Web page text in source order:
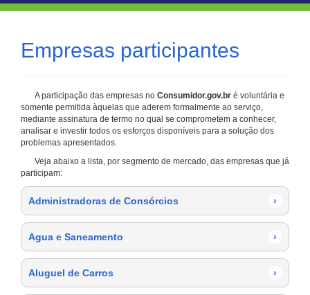
Empresas participantes
A participação das empresas no Consumidor.gov.br é voluntária e
somente permitida àquelas que aderem formalmente ao serviço,
mediante assinatura de termo no qual se comprometem a conhecer,
analisar e investir todos os esforços disponíveis para a solução dos
problemas apresentados.
Veja abaixo a lista, por segmento de mercado, das empresas que já
participam:
Administradoras de Consórcios ›
Agua e Saneamento ›
Aluguel de Carros ›